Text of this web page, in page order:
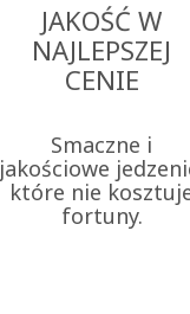
JAKOŚĆ W
NAJLEPSZEJ
CENIE
Smaczne i
jakościowe
które nie
fortuny.